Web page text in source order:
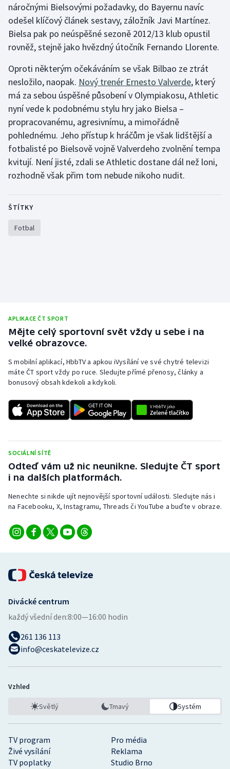
náročnými Bielsovými požadavky, do Bayernu navíc
odešel klíčový článek sestavy, záložník Javi Martínez.
Bielsa pak po neúspěšné sezoně 2012/13 klub opustil
rovněž, stejně jako hvězdný útočník Fernando Llorente.
Oproti některým očekáváním se však Bilbao ze ztrát
nesložilo, naopak. Nový trenér Ernesto Valverde, který
má za sebou úspěšné působení v Olympiakosu, Athletic
nyní vede k podobnému stylu hry jako Bielsa –
propracovanému, agresivnímu, a mimořádně
pohlednému. Jeho přístup k hráčům je však lidštější a
fotbalisté po Bielsově vojně Valverdeho zvolnění tempa
kvitují. Není jisté, zdali se Athletic dostane dál než loni,
rozhodně však přim tom nebude nikoho nudit.
ŠTÍTKY
Fotbal
APLIKACE ČT SPORT
Mějte celý sportovní svět vždy u sebe i na
velké obrazovce.
S mobilní aplikací, HbbTV a apkou iVysílání ve své chytré televizi
máte ČT sport vždy po ruce. Sledujte přímé přenosy, články a
bonusový obsah kdekoli a kdykoli.
SOCIÁLNÍ SÍTĚ
Odteď vám už nic neunikne. Sledujte ČT sport
i na dalších platformách.
Nenechte si nikde ujít nejnovější sportovní události. Sledujte nás i
na Facebooku, X, Instagramu, Threads či YouTube a buďte v obraze.
TV program
Pro média
Živé vysílání
Reklama
TV poplatky
Studio Brno
Divácké centrum
každý všední den:8:00—16:00 hodin
261 136 113
info@ceskatelevize.cz
Vzhled
Světlý Tmavý Systém